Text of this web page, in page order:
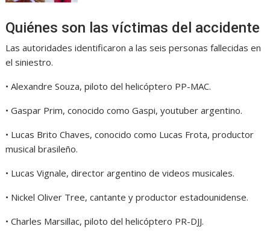
Quiénes son las víctimas del accidente
Las autoridades identificaron a las seis personas fallecidas en
el siniestro.
• Alexandre Souza, piloto del helicóptero PP-MAC.
• Gaspar Prim, conocido como Gaspi, youtuber argentino.
• Lucas Brito Chaves, conocido como Lucas Frota, productor
musical brasileño.
• Lucas Vignale, director argentino de videos musicales.
• Nickel Oliver Tree, cantante y productor estadounidense.
• Charles Marsillac, piloto del helicóptero PR-DJJ.